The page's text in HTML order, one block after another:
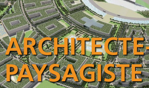
PAYSAGISTE